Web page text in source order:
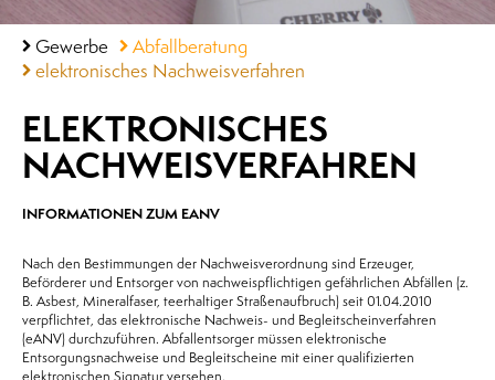
Gewerbe
Abfallberatung
elektronisches Nachweisverfahren
ELEKTRONISCHES
NACHWEIS­VERFAHREN
INFORMATIONEN ZUM EANV
Nach den Bestimmungen der Nachweisverordnung sind Erzeuger,
Beförderer und Entsorger von nachweispflichtigen gefährlichen Abfällen (z.
B. Asbest, Mineralfaser, teerhaltiger Straßenaufbruch) seit 01.04.2010
verpflichtet, das elektronische Nachweis- und Begleitscheinverfahren
(eANV) durchzuführen. Abfallentsorger müssen elektronische
Entsorgungsnachweise und Begleitscheine mit einer qualifizierten
elektronischen Signatur versehen.